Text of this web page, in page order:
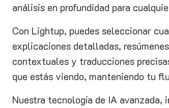
análisis en profundidad para
Con Lightup, puedes seleccionar
explicaciones detalladas,
contextuales y traducciones
que estás viendo, manteniendo tu
Nuestra tecnología de IA avanzada,